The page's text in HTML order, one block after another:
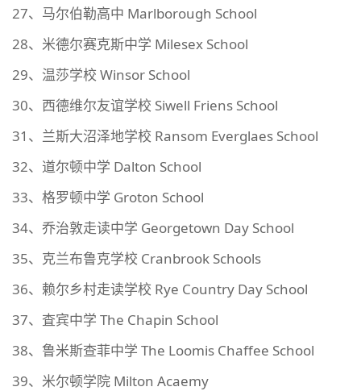
27、马尔伯勒高中 Marlborough School
28、米德尔赛克斯中学 Milesex School
29、温莎学校 Winsor School
30、西德维尔友谊学校 Siwell Friens School
31、兰斯大沼泽地学校 Ransom Everglaes School
32、道尔顿中学 Dalton School
33、格罗顿中学 Groton School
34、乔治敦走读中学 Georgetown Day School
35、克兰布鲁克学校 Cranbrook Schools
36、赖尔乡村走读学校 Rye Country Day School
37、査宾中学 The Chapin School
38、鲁米斯查菲中学 The Loomis Chaffee School
39、米尔顿学院 Milton Acaemy